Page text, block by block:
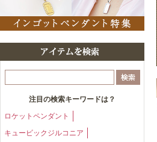
注目の検索キーワードは？
ロケットペンダント
キュービックジルコニア